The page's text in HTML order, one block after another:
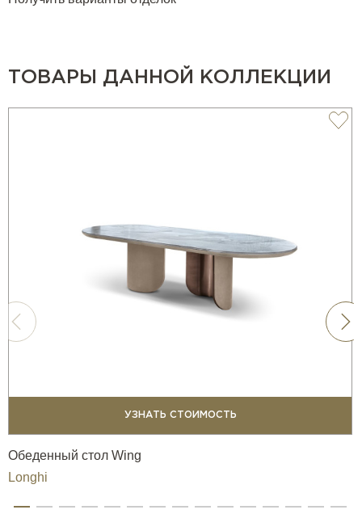
ТОВАРЫ ДАННОЙ КОЛЛЕКЦИИ
УЗНАТЬ СТОИМОСТЬ
Обеденный стол Wing
Longhi